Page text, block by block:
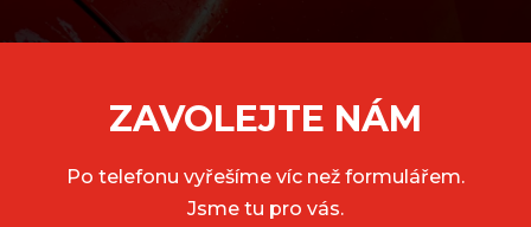
ZAVOLEJTE NÁM
Po telefonu vyřešíme víc než formulářem.
Jsme tu pro vás.